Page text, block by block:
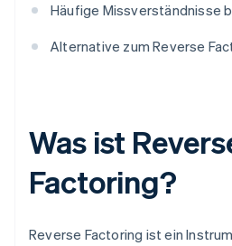
Häufige Missverständnisse
Alternative zum Reverse
Was ist
Factoring?
Reverse Factoring ist ein